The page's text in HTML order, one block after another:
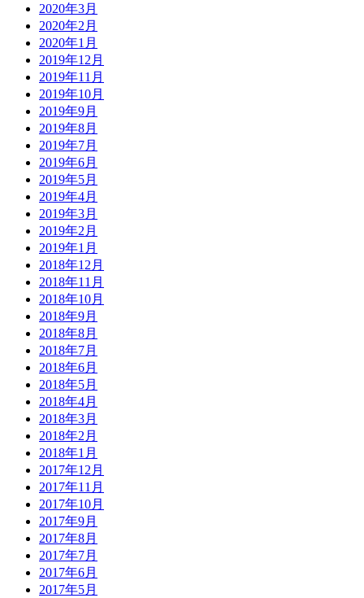
2020年3月
2020年2月
2020年1月
2019年12月
2019年11月
2019年10月
2019年9月
2019年8月
2019年7月
2019年6月
2019年5月
2019年4月
2019年3月
2019年2月
2019年1月
2018年12月
2018年11月
2018年10月
2018年9月
2018年8月
2018年7月
2018年6月
2018年5月
2018年4月
2018年3月
2018年2月
2018年1月
2017年12月
2017年11月
2017年10月
2017年9月
2017年8月
2017年7月
2017年6月
2017年5月